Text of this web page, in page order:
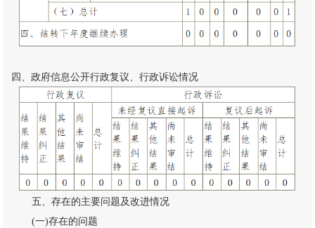
四、政府信息公开行政复议、行政诉讼情况
五、存在的主要问题及改进情况
(一)存在的问题